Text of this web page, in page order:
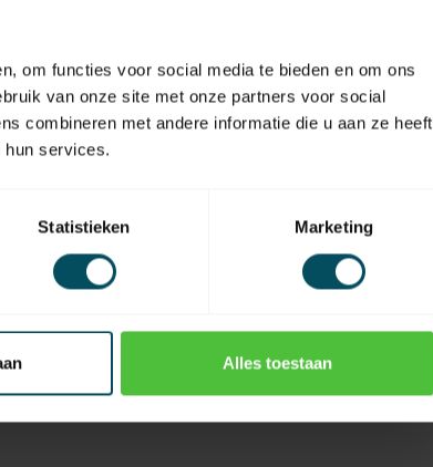
om functies voor social media te bieden en om ons
van onze site met onze partners voor social
combineren met andere informatie die u aan ze heeft
hun services.
Statistieken Marketing
Alles toestaan
EAN Code 7432257970974